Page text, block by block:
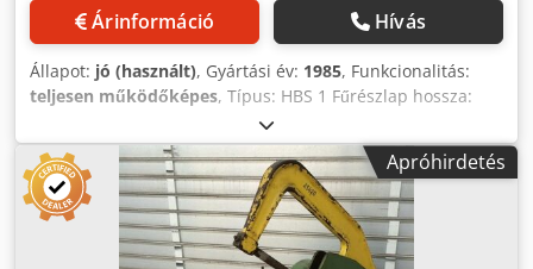
Árinformáció Hívás
Állapot: jó (használt), Gyártási év: 1985, Funkcionalitás:
teljesen működőképes, Típus: HBS 1 Fűrészlap hossza:
400 mm Teljesítmény: 0,53 / 0,78 kW Vágási sebesség kb.:
15 / 30 m/perc Satu nyitási szélessége: 190 mm Dkjdpfx
Ahoyyvbqoijr
Apróhirdetés